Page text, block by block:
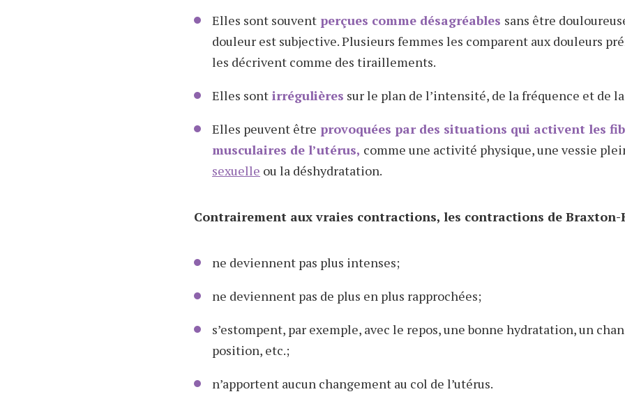
Elles sont souvent perçues comme désagréables sans être
douleur est subjective. Plusieurs femmes les comparent aux douleurs
les décrivent comme des tiraillements.
Elles sont irrégulières sur le plan de l’intensité, de la fréquence et de
Elles peuvent être provoquées par des situations qui activent les
musculaires de l’utérus, comme une activité physique, une vessie
sexuelle ou la déshydratation.
Contrairement aux vraies contractions, les contractions de Braxton-
ne deviennent pas plus intenses;
ne deviennent pas de plus en plus rapprochées;
s’estompent, par exemple, avec le repos, une bonne hydratation, un
position, etc.;
n’apportent aucun changement au col de l’utérus.